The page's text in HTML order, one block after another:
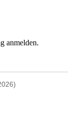
anmelden.